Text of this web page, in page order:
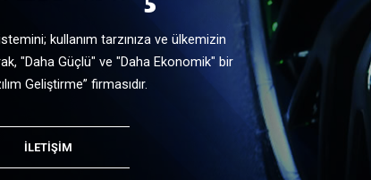
kullanım tarzınıza ve ülkemizin
"Daha Güçlü" ve "Daha Ekonomik" bir
Geliştirme” firmasıdır.
İLETİŞİM